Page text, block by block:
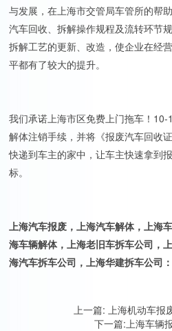
与发展，在上海市交管局车管所的帮
汽车回收、拆解操作规程及流转环节
拆解工艺的更新、改造，使企业在经
平都有了较大的提升。
我们承诺上海市区免费上门拖车！
解体注销手续，并将《报废汽车回收
快递到车主的家中，让车主快速拿到
标。
上海汽车报废，上海汽车解体，上海
海车辆解体，上海老旧车拆车公司，
海汽车拆车公司，上海华建拆车公司
上一篇: 上海机动车报
下一篇: 上海车辆